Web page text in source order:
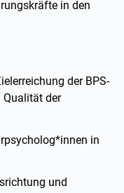
in den
der BPS-
der
in
und